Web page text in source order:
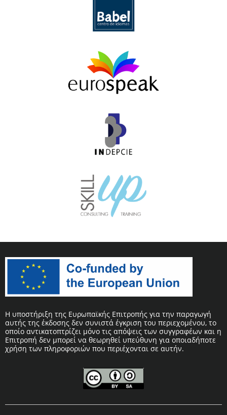
Η υποστήριξη της Ευρωπαϊκής Επιτροπής για την παραγωγή
αυτής της έκδοσης δεν συνιστά έγκριση του περιεχομένου, το
οποίο αντικατοπτρίζει μόνο τις απόψεις των συγγραφέων και η
Επιτροπή δεν μπορεί να θεωρηθεί υπεύθυνη για οποιαδήποτε
χρήση των πληροφοριών που περιέχονται σε αυτήν.